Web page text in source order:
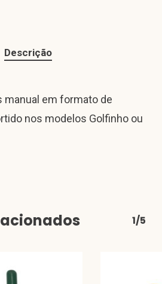
Descrição
manual em formato de
nos modelos Golfinho ou
1/5